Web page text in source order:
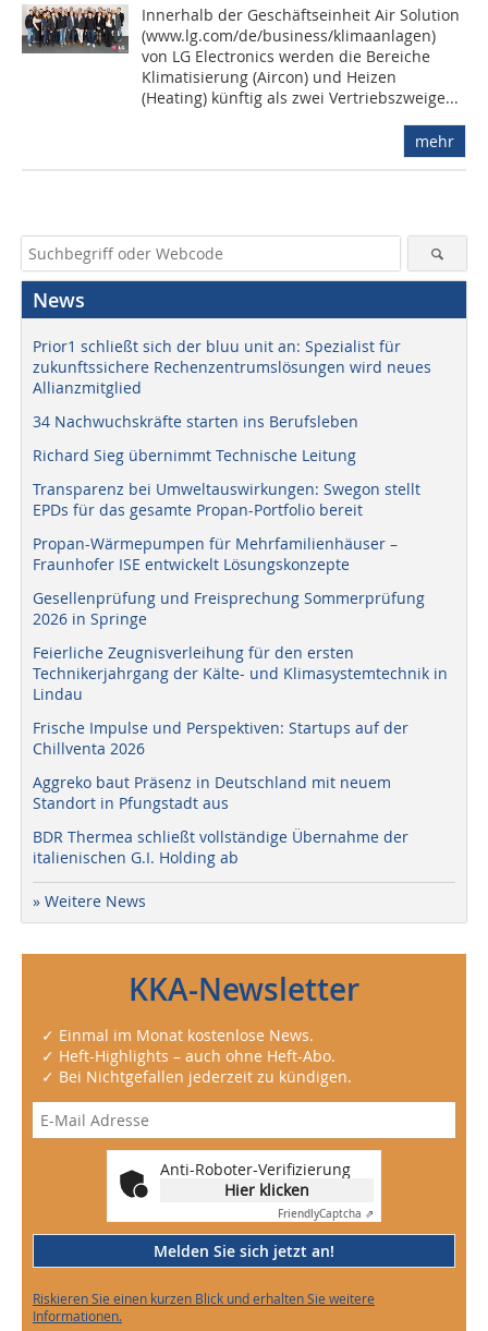
Innerhalb der Geschäftseinheit Air Solution
(www.lg.com/de/business/klimaanlagen)
von LG Electronics werden die Bereiche
Klimatisierung (Aircon) und Heizen
(Heating) künftig als zwei Vertriebszweige...
mehr
News
Prior1 schließt sich der bluu unit an: Spezialist für
zukunftssichere Rechenzentrumslösungen wird neues
Allianzmitglied
34 Nachwuchskräfte starten ins Berufsleben
Richard Sieg übernimmt Technische Leitung
Transparenz bei Umweltauswirkungen: Swegon stellt
EPDs für das gesamte Propan-Portfolio bereit
Propan-Wärmepumpen für Mehrfamilienhäuser –
Fraunhofer ISE entwickelt Lösungskonzepte
Gesellenprüfung und Freisprechung Sommerprüfung
2026 in Springe
Feierliche Zeugnisverleihung für den ersten
Technikerjahrgang der Kälte- und Klimasystemtechnik in
Lindau
Frische Impulse und Perspektiven: Startups auf der
Chillventa 2026
Aggreko baut Präsenz in Deutschland mit neuem
Standort in Pfungstadt aus
BDR Thermea schließt vollständige Übernahme der
italienischen G.I. Holding ab
» Weitere News
KKA-Newsletter
✓ Einmal im Monat kostenlose News.
✓ Heft-Highlights – auch ohne Heft-Abo.
✓ Bei Nichtgefallen jederzeit zu kündigen.
Anti-Roboter-Verifizierung
Hier klicken
FriendlyCaptcha ⇗
Melden Sie sich jetzt an!
Riskieren Sie einen kurzen Blick und erhalten Sie weitere
Informationen.